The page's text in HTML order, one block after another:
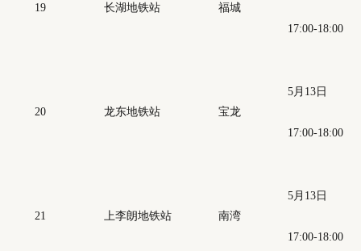
19 长湖地铁站 福城
17:00-18:00
20 龙东地铁站 宝龙
5月13日
17:00-18:00
21 上李朗地铁站 南湾
5月13日
17:00-18:00